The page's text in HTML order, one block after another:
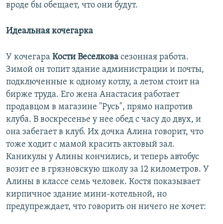
вроде бы обещает, что они будут.
Идеальная кочегарка
У кочегара Кости Веселкова сезонная работа.
Зимой он топит здание администрации и почты,
подключенные к одному котлу, а летом стоит на
бирже труда. Его жена Анастасия работает
продавцом в магазине "Русь", прямо напротив
клуба. В воскресенье у нее обед с часу до двух, и
она забегает в клуб. Их дочка Алина говорит, что
тоже ходит с мамой красить актовый зал.
Каникулы у Алины кончились, и теперь автобус
возит ее в грязновскую школу за 12 километров. У
Алины в классе семь человек. Костя показывает
кирпичное здание мини-котельной, но
предупреждает, что говорить он ничего не хочет: